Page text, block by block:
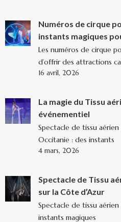
Numéros de cirque
instants magiques
Les numéros de cirque
d’offrir des attractions
16 avril, 2026
La magie du Tissu
événementiel
Spectacle de tissu
Occitanie : des instants
4 mars, 2026
Spectacle de Tissu
sur la Côte d’Azur
Spectacle de tissu
instants magiques